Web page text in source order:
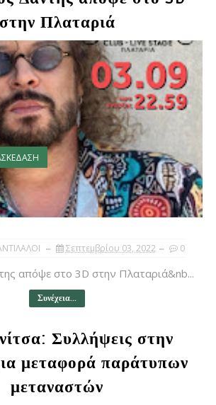
στην Πλαταριά
Σεπτεμβρίου 03, 2022 0
απόψε στο 3D στην Πλαταριά&nb...
Συνέχεια...
Συλλήψεις στην
μεταφορά παράτυπων
μεταναστών